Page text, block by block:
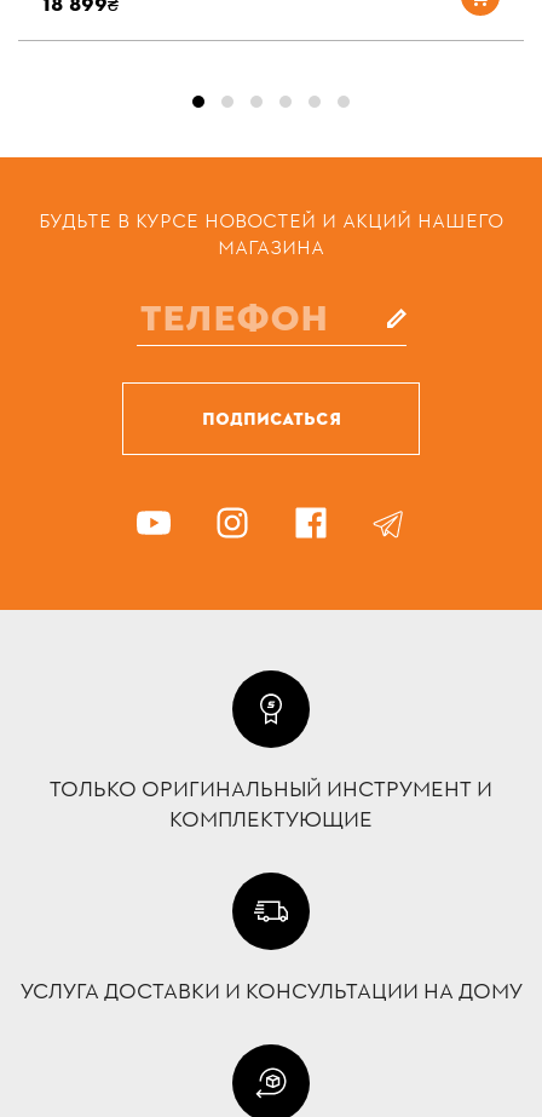
18 899₴
БУДЬТЕ В КУРСЕ НОВОСТЕЙ И АКЦИЙ НАШЕГО
МАГАЗИНА
ПОДПИСАТЬСЯ
ТОЛЬКО ОРИГИНАЛЬНЫЙ ИНСТРУМЕНТ И
КОМПЛЕКТУЮЩИЕ
УСЛУГА ДОСТАВКИ И КОНСУЛЬТАЦИИ НА ДОМУ